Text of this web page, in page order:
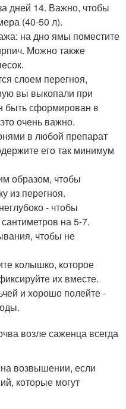
дней 14. Важно, чтобы
(40-50 л).
на дно ямы поместите
Можно также
слоем перегноя,
вы выкопали при
быть сформирован в
очень важно.
в любой препарат
его так минимум
образом, чтобы
из перегноя.
- чтобы
на 5-7.
чтобы не
колышко, которое
их вместе.
и хорошо полейте -
возле саженца всегда
возвышении, если
которые могут